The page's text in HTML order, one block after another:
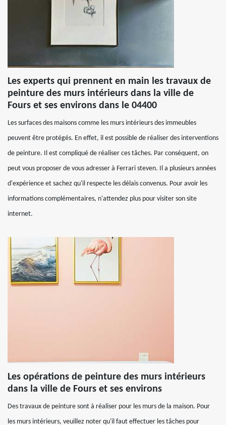
Les experts qui prennent en main les travaux de
peinture des murs intérieurs dans la ville de
Fours et ses environs dans le 04400
Les surfaces des maisons comme les murs intérieurs des immeubles
peuvent être protégés. En effet, il est possible de réaliser des interventions
de peinture. Il est compliqué de réaliser ces tâches. Par conséquent, on
peut vous proposer de vous adresser à Ferrari steven. Il a plusieurs années
d'expérience et sachez qu'il respecte les délais convenus. Pour avoir les
informations complémentaires, n'attendez plus pour visiter son site
internet.
Les opérations de peinture des murs intérieurs
dans la ville de Fours et ses environs
Des travaux de peinture sont à réaliser pour les murs de la maison. Pour
les murs intérieurs, veuillez noter qu'il faut effectuer les tâches pour